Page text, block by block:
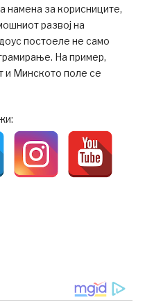
намена за корисниците,
развој на
постоеле не само
На пример,
и Минското поле се